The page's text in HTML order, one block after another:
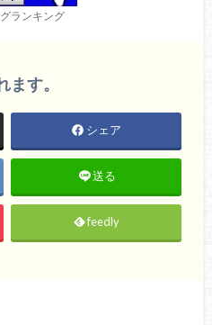
ランキング
す。
シェア
送る
feedly